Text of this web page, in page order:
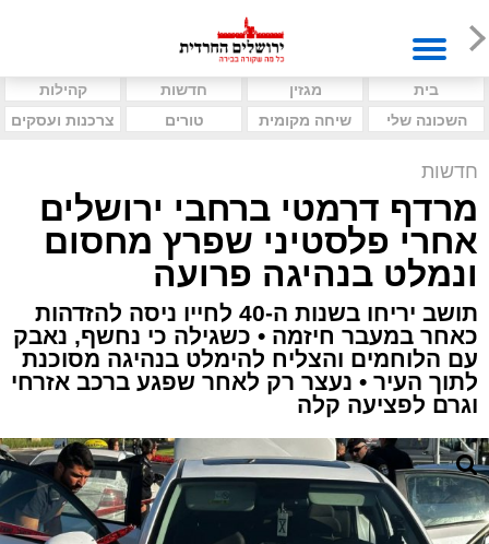
בית מגזין חדשות
קהילות
השכונה שלי
שיחה מקומית טורים צרכנות ועסקים
חדשות
מרדף דרמטי ברחבי ירושלים
אחרי פלסטיני שפרץ מחסום
ונמלט בנהיגה פרועה
תושב יריחו בשנות ה-40 לחייו ניסה להזדהות
כאחר במעבר חיזמה • כשגילה כי נחשף, נאבק
עם הלוחמים והצליח להימלט בנהיגה מסוכנת
לתוך העיר • נעצר רק לאחר שפגע ברכב אזרחי
וגרם לפציעה קלה